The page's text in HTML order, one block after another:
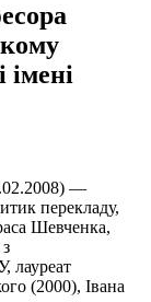
імені
—
перекладу,
Шевченка,
лауреат
(2000), Івана